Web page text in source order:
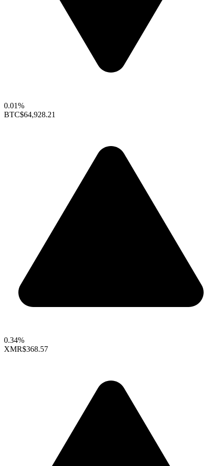
0.01%
BTC$64,928.21
0.34%
XMR$368.57